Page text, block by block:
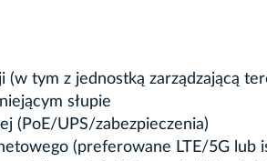
(w tym z jednostką zarządzającą
słupie
(PoE/UPS/zabezpieczenia)
(preferowane LTE/5G lub